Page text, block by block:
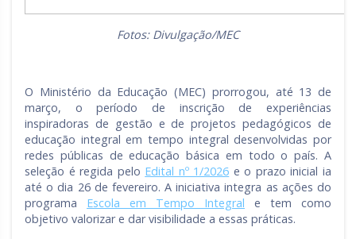
Fotos: Divulgação/MEC
O Ministério da Educação (MEC) prorrogou, até 13 de
março, o período de inscrição de experiências
inspiradoras de gestão e de projetos pedagógicos de
educação integral em tempo integral desenvolvidas por
redes públicas de educação básica em todo o país. A
seleção é regida pelo Edital nº 1/2026 e o prazo inicial ia
até o dia 26 de fevereiro. A iniciativa integra as ações do
programa Escola em Tempo Integral e tem como
objetivo valorizar e dar visibilidade a essas práticas.